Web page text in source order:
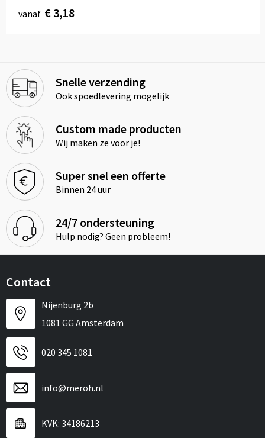
vanaf € 3,18
Snelle verzending
Ook spoedlevering mogelijk
Custom made producten
Wij maken ze voor je!
Super snel een offerte
Binnen 24 uur
24/7 ondersteuning
Hulp nodig? Geen probleem!
Contact
Nijenburg 2b
1081 GG Amsterdam
020 345 1081
info@meroh.nl
KVK: 34186213